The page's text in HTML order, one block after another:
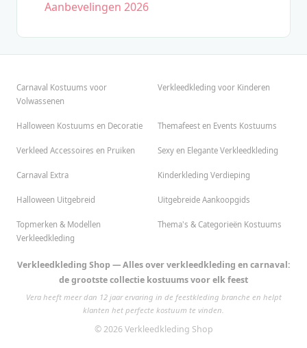
Aanbevelingen 2026
Carnaval Kostuums voor
Volwassenen
Verkleedkleding voor Kinderen
Halloween Kostuums en Decoratie Themafeest en Events Kostuums
Verkleed Accessoires en Pruiken Sexy en Elegante Verkleedkleding
Carnaval Extra Kinderkleding Verdieping
Halloween Uitgebreid Uitgebreide Aankoopgids
Topmerken & Modellen
Verkleedkleding
Thema's & Categorieën Kostuums
Verkleedkleding Shop — Alles over verkleedkleding en carnaval:
de grootste collectie kostuums voor elk feest
Vera heeft meer dan 12 jaar ervaring in de feestkleding branche en helpt
klanten het perfecte kostuum te vinden.
© 2026 Verkleedkleding Shop